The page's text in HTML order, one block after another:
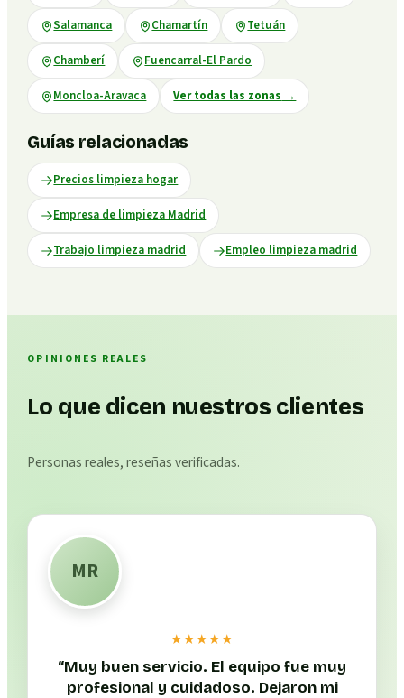
Salamanca Chamartín Tetuán
Chamberí Fuencarral-El Pardo
Moncloa-Aravaca Ver todas las zonas →
Guías relacionadas
Precios limpieza hogar
Empresa de limpieza Madrid
Trabajo limpieza madrid Empleo limpieza madrid
OPINIONES REALES
Lo que dicen nuestros clientes
Personas reales, reseñas verificadas.
MR
★★★★★
“Muy buen servicio. El equipo fue muy
profesional y cuidadoso. Dejaron mi